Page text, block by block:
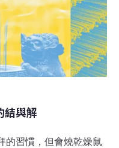
布七座香爐減為三座，
掉兩爐，同時免費提供
、縮短香枝長度等作
），親眼見證龍山寺香
是好的欸，至少時代在
香燒越多
結與解
的習慣，但會燒乾燥鼠